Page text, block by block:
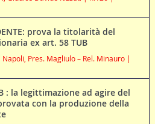
prova la titolarità del
ex art. 58 TUB
Pres. Magliulo – Rel. Minauro |
: la legittimazione ad agire del
con la produzione della